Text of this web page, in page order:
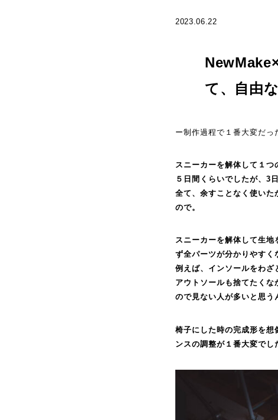
2023.06.22
て、自由
ー制作過程で１番大変だっ
スニーカーを解体して１
５日間くらいでしたが、3
全て、余すことなく使いた
ので。
スニーカーを解体して生
ず全パーツが分かりやすく
例えば、インソールをわざ
アウトソールも捨てたく
ので見ない人が多いと思う
椅子にした時の完成形を想
ンスの調整が１番大変でし